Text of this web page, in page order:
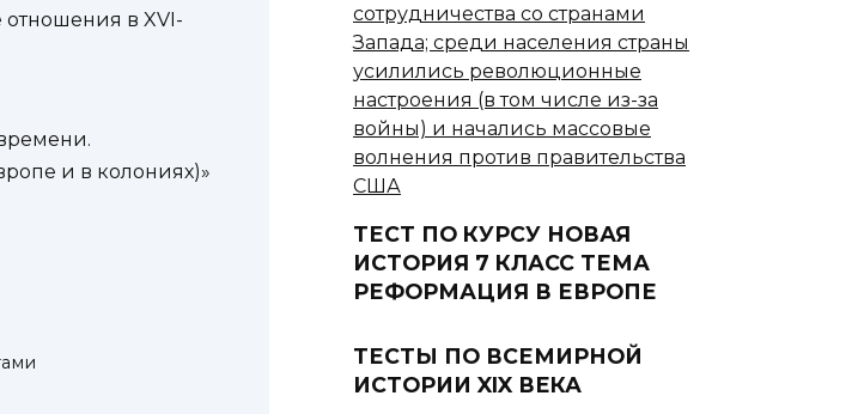
в XVI-
и в колониях)»
ТЕСТ ПО КУРСУ НОВАЯ
ИСТОРИЯ 7 КЛАСС ТЕМА
РЕФОРМАЦИЯ В ЕВРОПЕ
ТЕСТЫ ПО ВСЕМИРНОЙ
ИСТОРИИ XIX ВЕКА